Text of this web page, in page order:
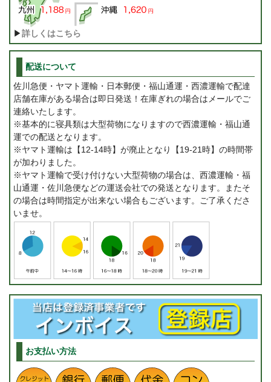
▶詳しくはこちら
配送について
佐川急便・ヤマト運輸・日本郵便・福山通運・西濃運輸で配達
店舗在庫がある場合は即日発送！在庫ぎれの場合はメールでご
連絡いたします。
※基本的に寝具類は大型荷物になりますので西濃運輸・福山通
運での配送となります。
※ヤマト運輸は【12-14時】が廃止となり【19-21時】の時間帯
が加わりました。
※ヤマト運輸で受け付けない大型荷物の場合は、西濃運輸・福
山通運・佐川急便などの運送会社での発送となります。またそ
の場合は時間指定が出来ない場合もございます。ご了承くださ
いませ。
お支払い方法